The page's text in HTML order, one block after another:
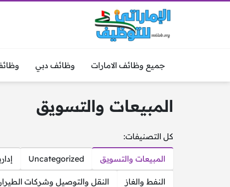
جميع وظائف الامارات وظائف دبي
المبيعات والتسويق
كل التصنيفات:
Uncategorized المبيعات والتسويق
النفط والغاز النقل والتوصيل وشركات